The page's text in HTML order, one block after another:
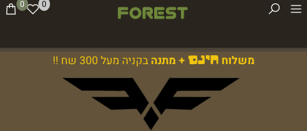
משלוחחינם + מתנהבקניה מעל 300 שח !!
0 0